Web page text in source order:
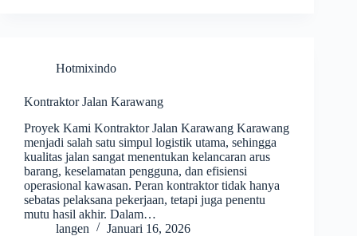
Hotmixindo
Kontraktor Jalan Karawang
Proyek Kami Kontraktor Jalan Karawang Karawang
menjadi salah satu simpul logistik utama, sehingga
kualitas jalan sangat menentukan kelancaran arus
barang, keselamatan pengguna, dan efisiensi
operasional kawasan. Peran kontraktor tidak hanya
sebatas pelaksana pekerjaan, tetapi juga penentu
mutu hasil akhir. Dalam…
langen
Januari 16, 2026